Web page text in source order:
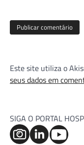
Este site utiliza o
seus dados em
SIGA O PORTAL